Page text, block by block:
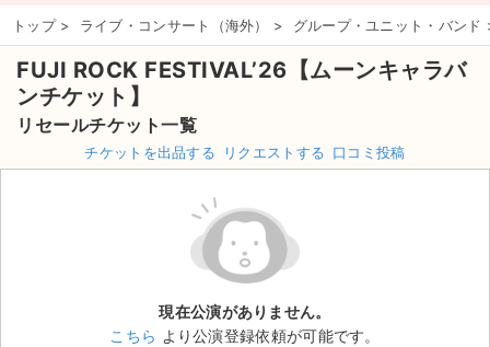
新着チケット
値下げしたチケット
都道府県からチケットを探す
もうすぐ開催のチケット
チケットのリクエスト一覧
ライブ・コンサート（国内）
トップ > ライブ・コンサート（海外） > グループ・ユニット・バンド
FUJI ROCK FESTIVAL’26【ムーンキャラバ
ンチケット】
リセールチケット一覧
チケットを出品する リクエストする 口コミ投稿
現在公演がありません。
こちら より公演登録依頼が可能です。